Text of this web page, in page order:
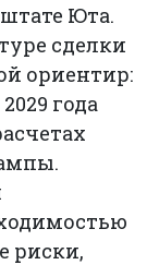
Юта.
сделки
ориентир:
года
риски,